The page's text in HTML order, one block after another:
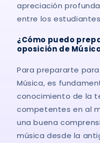
apreciación
entre los
¿Cómo puedo
oposición de
Para prepararte
Música, es
conocimiento de la
competentes en al
una buena
música desde la